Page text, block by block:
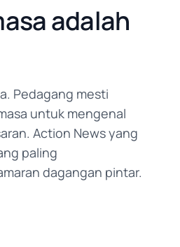
adalah
Pedagang mesti
untuk mengenal
Action News yang
paling
dagangan pintar.